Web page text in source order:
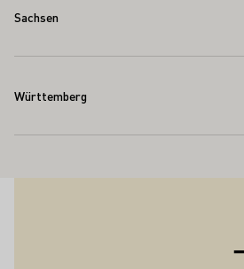
Sachsen
Württemberg